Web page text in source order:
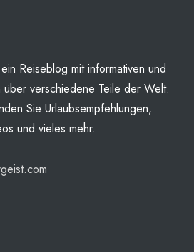
Reiseblog mit informativen und
über verschiedene Teile der Welt.
Sie Urlaubsempfehlungen,
und vieles mehr.